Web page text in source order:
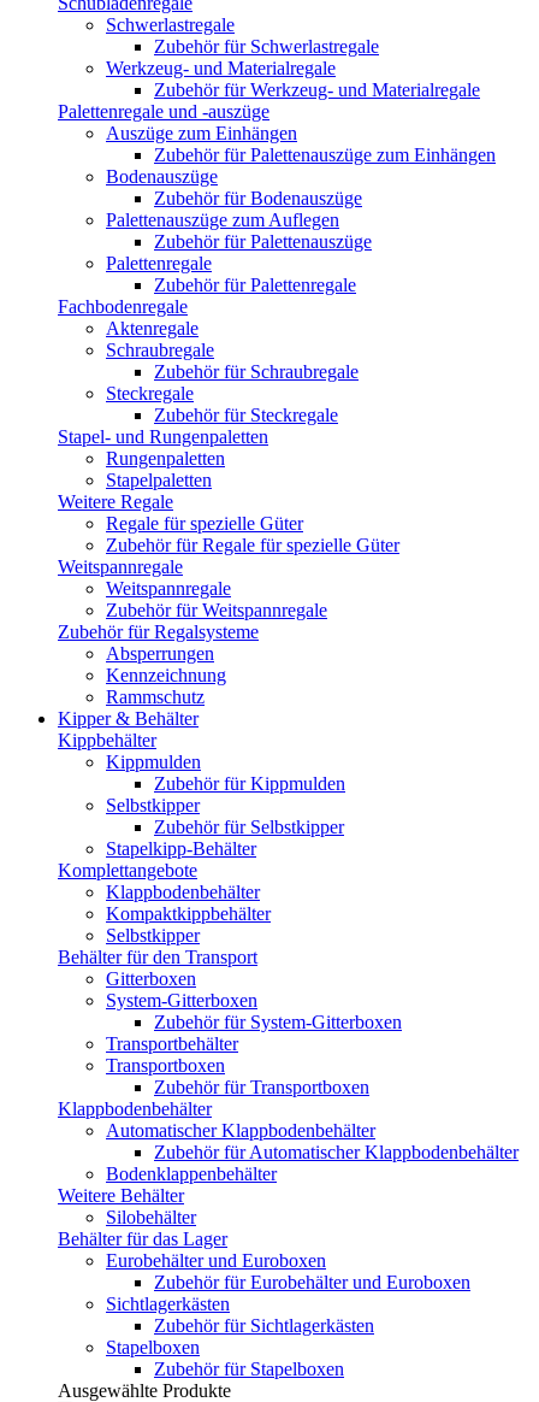
Schwerlastregale
Zubehör für Schwerlastregale
Werkzeug- und Materialregale
Zubehör für Werkzeug- und Materialregale
Palettenregale und -auszüge
Auszüge zum Einhängen
Zubehör für Palettenauszüge zum Einhängen
Bodenauszüge
Zubehör für Bodenauszüge
Palettenauszüge zum Auflegen
Zubehör für Palettenauszüge
Palettenregale
Zubehör für Palettenregale
Fachbodenregale
Aktenregale
Schraubregale
Zubehör für Schraubregale
Steckregale
Zubehör für Steckregale
Stapel- und Rungenpaletten
Rungenpaletten
Stapelpaletten
Weitere Regale
Regale für spezielle Güter
Zubehör für Regale für spezielle Güter
Weitspannregale
Weitspannregale
Zubehör für Weitspannregale
Zubehör für Regalsysteme
Absperrungen
Kennzeichnung
Rammschutz
Kipper & Behälter
Kippbehälter
Kippmulden
Zubehör für Kippmulden
Selbstkipper
Zubehör für Selbstkipper
Stapelkipp-Behälter
Komplettangebote
Klappbodenbehälter
Kompaktkippbehälter
Selbstkipper
Behälter für den Transport
Gitterboxen
System-Gitterboxen
Zubehör für System-Gitterboxen
Transportbehälter
Transportboxen
Zubehör für Transportboxen
Klappbodenbehälter
Automatischer Klappbodenbehälter
Zubehör für Automatischer Klappbodenbehälter
Bodenklappenbehälter
Weitere Behälter
Silobehälter
Behälter für das Lager
Eurobehälter und Euroboxen
Zubehör für Eurobehälter und Euroboxen
Sichtlagerkästen
Zubehör für Sichtlagerkästen
Stapelboxen
Zubehör für Stapelboxen
Ausgewählte Produkte